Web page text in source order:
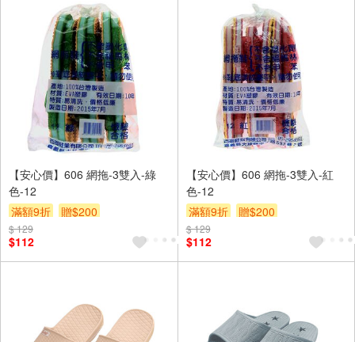
【安心價】606 網拖-3雙入-綠
色-12
滿額9折
贈$200
$ 129
$112
【安心價】606 網拖-3雙入-紅
色-12
滿額9折
贈$200
$ 129
$112